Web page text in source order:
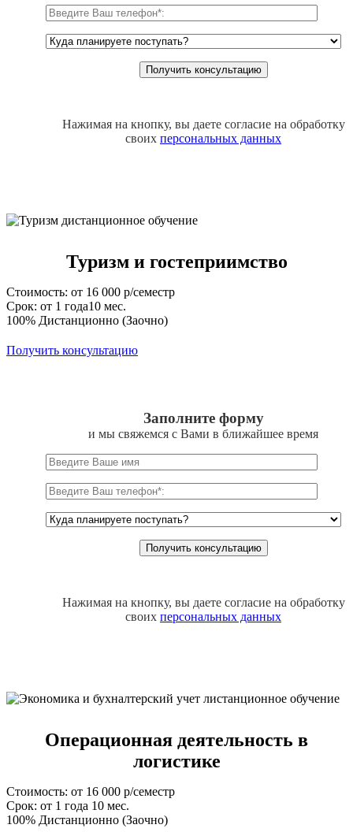
Нажимая на кнопку, вы даете согласие на обработку
своих персональных данных
Туризм и гостеприимство
Стоимость: от 16 000 р/семестр
Срок: от 1 года10 мес.
100% Дистанционно (Заочно)
Получить консультацию
Заполните форму
и мы свяжемся с Вами в ближайшее время
Нажимая на кнопку, вы даете согласие на обработку
своих персональных данных
Операционная деятельность в
логистике
Стоимость: от 16 000 р/семестр
Срок: от 1 года 10 мес.
100% Дистанционно (Заочно)